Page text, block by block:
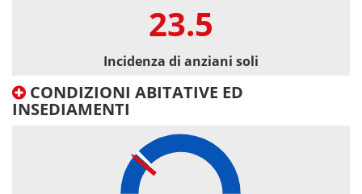
23.5
Incidenza di anziani soli
CONDIZIONI ABITATIVE ED
INSEDIAMENTI